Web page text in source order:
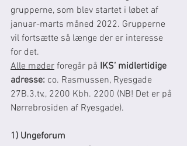
grupperne, som blev startet i løbet af
januar-marts måned 2022. Grupperne
vil fortsætte så længe der er interesse
for det.
Alle møder foregår på IKS’ midlertidige
adresse: co. Rasmussen, Ryesgade
27B.3.tv., 2200 Kbh. 2200 (NB! Det er på
Nørrebrosiden af Ryesgade).
1) Ungeforum